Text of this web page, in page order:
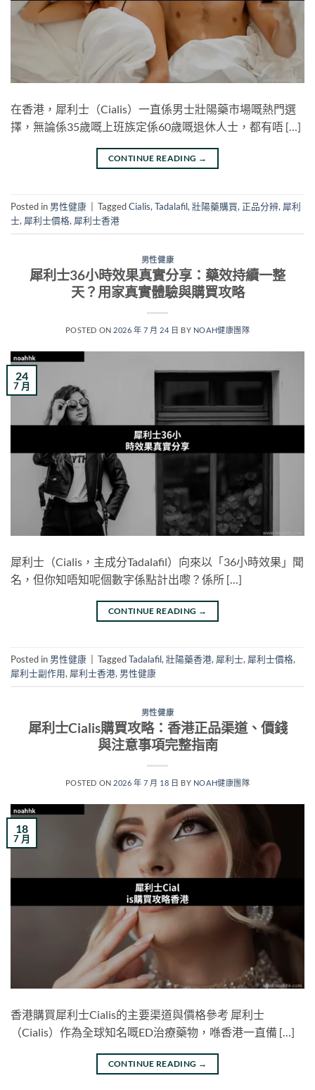
在香港，犀利士（Cialis）一直係男士壯陽藥市場嘅熱門選
擇，無論係35歲嘅上班族定係60歲嘅退休人士，都有唔 […]
CONTINUE READING →
Posted in 男性健康 TaggedCialis, Tadalafil, 壯陽藥購買, 正品分辨, 犀利
士, 犀利士價格, 犀利士香港
男性健康
犀利士36小時效果真實分享：藥效持續一整
天？用家真實體驗與購買攻略
POSTED ON 2026 年 7 月 24 日 BY NOAH健康團隊
24
7 月
犀利士（Cialis，主成分Tadalafil）向來以「36小時效果」聞
名，但你知唔知呢個數字係點計出嚟？係所 […]
CONTINUE READING →
Posted in 男性健康 TaggedTadalafil, 壯陽藥香港, 犀利士, 犀利士價格,
犀利士副作用, 犀利士香港, 男性健康
男性健康
犀利士Cialis購買攻略：香港正品渠道、價錢
與注意事項完整指南
POSTED ON 2026 年 7 月 18 日 BY NOAH健康團隊
18
7 月
香港購買犀利士Cialis的主要渠道與價格參考 犀利士
（Cialis）作為全球知名嘅ED治療藥物，喺香港一直備 […]
CONTINUE READING →